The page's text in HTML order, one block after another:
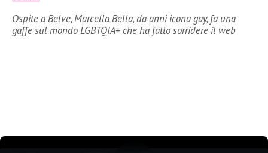
Ospite a Belve, Marcella Bella, da anni icona gay, fa una
gaffe sul mondo LGBTQIA+ che ha fatto sorridere il web